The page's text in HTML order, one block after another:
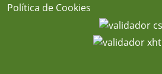
Política de Cookies